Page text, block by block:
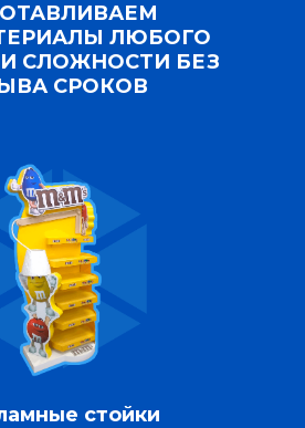
ЛЮБОГО
СЛОЖНОСТИ БЕЗ
СРОКОВ
стойки